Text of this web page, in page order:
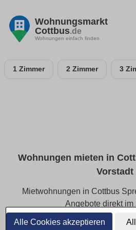
Alle Cookies akzeptieren
Wohnungsmarkt
Cottbus.de
Wohnungen einfach finden
1 Zimmer 2 Zimmer 3
Wohnungen mieten in
Vorstadt
Mietwohnungen in Cottbus
Angebote direkt im
In Cottbus Spremberger Vorstadt